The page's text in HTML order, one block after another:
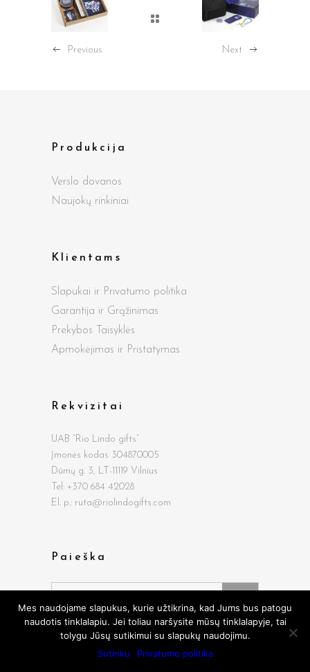
Previous Next
Produkcija
Verslo dovanos
Naujokų rinkiniai
Klientams
Slapukai ir Privatumo politika
Garantija ir Grąžinimas
Prekybos Taisyklės
Apmokėjimas ir Pristatymas
Rekvizitai
UAB “Rio Lindo gifts”
Įmonės kodas 304870005
Dūmų g. 3, LT-11119 Vilnius
Tel: +370 684 42028
El. p.: ruta@riolindogifts.com
Paieška
Search
for:
Mes naudojame slapukus, kurie užtikrina, kad Jums bus patogu
naudotis tinklalapiu. Jei toliau naršysite mūsų tinklalapyje, tai
tolygu Jūsų sutikimui su slapukų naudojimu.
Sutinku
Privatumo politika